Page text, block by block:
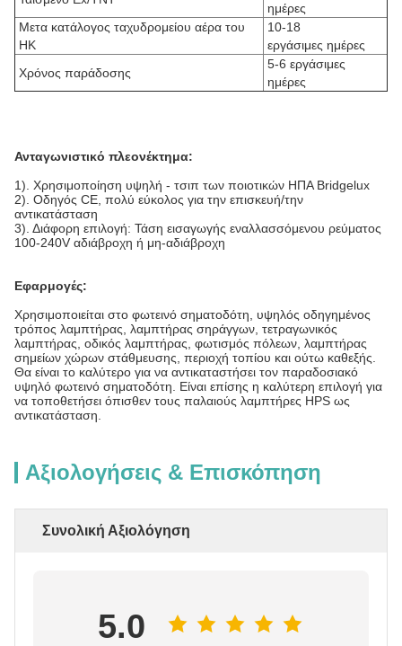
ημέρες
Μετα κατάλογος ταχυδρομείου αέρα του
HK
10-18
εργάσιμες ημέρες
Χρόνος παράδοσης
5-6 εργάσιμες
ημέρες
Ανταγωνιστικό πλεονέκτημα:
1). Χρησιμοποίηση υψηλή - τσιπ των ποιοτικών ΗΠΑ Bridgelux
2). Οδηγός CE, πολύ εύκολος για την επισκευή/την
αντικατάσταση
3). Διάφορη επιλογή: Τάση εισαγωγής εναλλασσόμενου ρεύματος
100-240V αδιάβροχη ή μη-αδιάβροχη
Εφαρμογές:
Χρησιμοποιείται στο φωτεινό σηματοδότη, υψηλός οδηγημένος
τρόπος λαμπτήρας, λαμπτήρας σηράγγων, τετραγωνικός
λαμπτήρας, οδικός λαμπτήρας, φωτισμός πόλεων, λαμπτήρας
σημείων χώρων στάθμευσης, περιοχή τοπίου και ούτω καθεξής.
Θα είναι το καλύτερο για να αντικαταστήσει τον παραδοσιακό
υψηλό φωτεινό σηματοδότη. Είναι επίσης η καλύτερη επιλογή για
να τοποθετήσει όπισθεν τους παλαιούς λαμπτήρες HPS ως
αντικατάσταση.
Αξιολογήσεις & Επισκόπηση
Συνολική Αξιολόγηση
5.0